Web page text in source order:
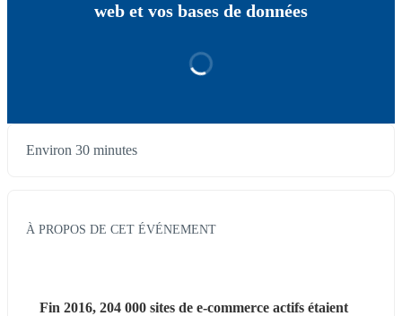
web et vos bases de données
Environ 30 minutes
À PROPOS DE CET ÉVÉNEMENT
Fin 2016, 204 000 sites de e-commerce actifs étaient